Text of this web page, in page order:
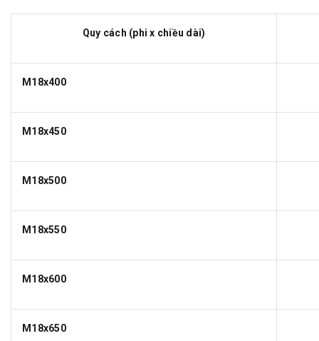
Quy cách (phi x chiều dài)
M18x400
M18x450
M18x500
M18x550
M18x600
M18x650